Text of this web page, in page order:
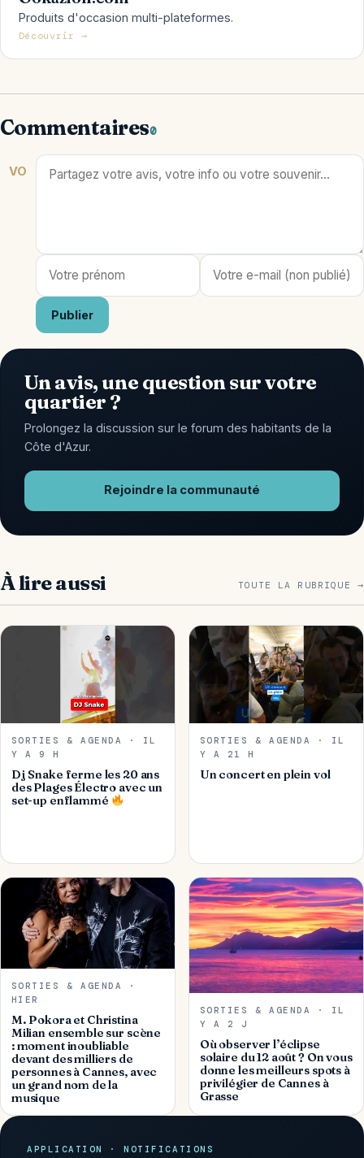
Produits d'occasion multi-plateformes.
Découvrir →
Commentaires0
VO
Publier
Un avis, une question sur votre
quartier ?
Prolongez la discussion sur le forum des habitants de la
Côte d'Azur.
Rejoindre la communauté
À lire aussi TOUTE LA RUBRIQUE →
SORTIES & AGENDA · IL
Y A 9 H
Dj Snake ferme les 20 ans
des Plages Électro avec un
set-up enflammé
SORTIES & AGENDA · IL
Y A 21 H
Un concert en plein vol
SORTIES & AGENDA ·
HIER
M. Pokora et Christina
Milian ensemble sur scène
: moment inoubliable
devant des milliers de
personnes à Cannes, avec
un grand nom de la
musique
SORTIES & AGENDA · IL
Y A 2 J
Où observer l’éclipse
solaire du 12 août ? On vous
donne les meilleurs spots à
privilégier de Cannes à
Grasse
APPLICATION · NOTIFICATIONS